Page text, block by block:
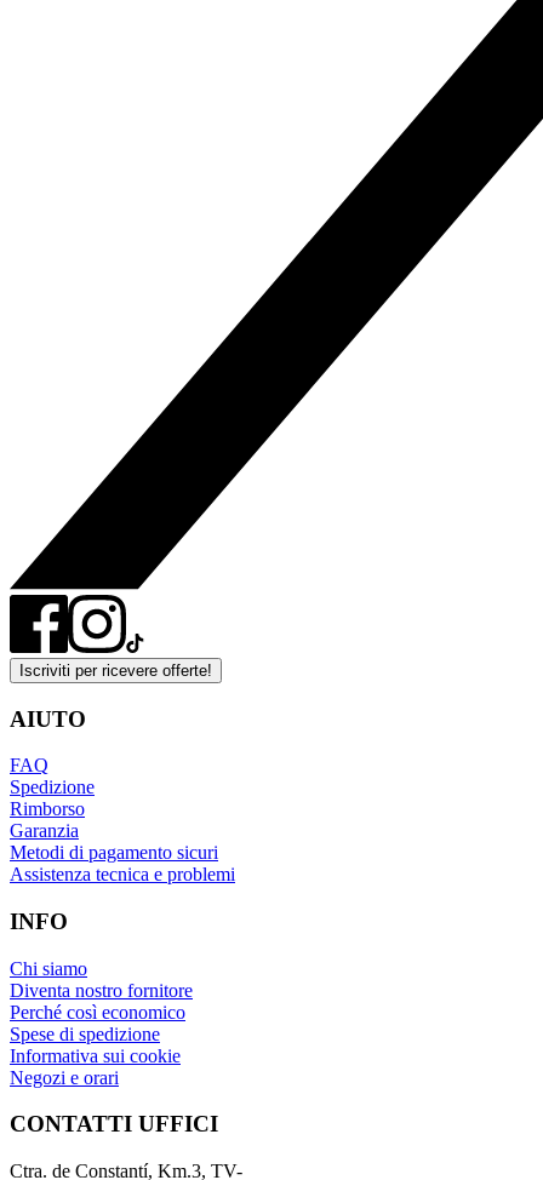
Iscriviti per ricevere offerte!
AIUTO
FAQ
Spedizione
Rimborso
Garanzia
Metodi di pagamento sicuri
Assistenza tecnica e problemi
INFO
Chi siamo
Diventa nostro fornitore
Perché così economico
Spese di spedizione
Informativa sui cookie
Negozi e orari
CONTATTI UFFICI
Ctra. de Constantí, Km.3, TV-